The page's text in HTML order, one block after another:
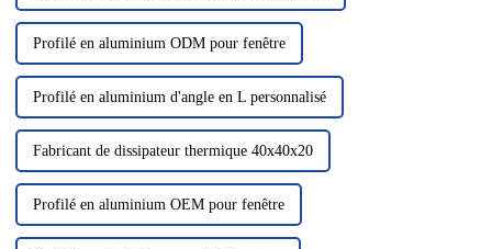
Profilé en aluminium ODM pour fenêtre
Profilé en aluminium d'angle en L personnalisé
Fabricant de dissipateur thermique 40x40x20
Profilé en aluminium OEM pour fenêtre